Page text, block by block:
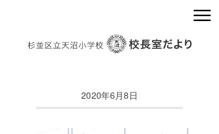
2020年6月8日